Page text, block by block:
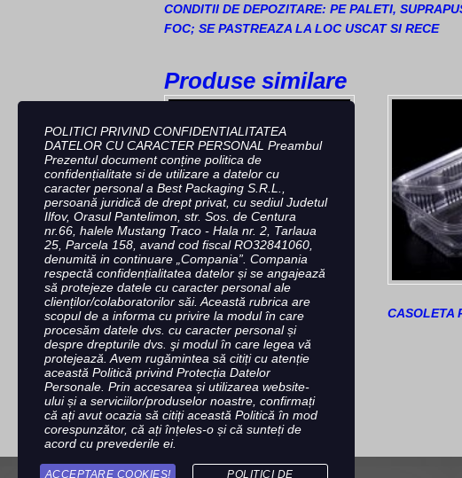
CONDITII DE DEPOZITARE: PE PALETI,
FOC; SE PASTREAZA LA LOC USCAT SI RECE
Produse similare
CASOLETA PET 500 ML
Citește mai mult
CASOLETA
POLITICI PRIVIND CONFIDENTIALITATEA
DATELOR CU CARACTER PERSONAL Preambul
Prezentul document conține politica de
confidențialitate si de utilizare a datelor cu
caracter personal a Best Packaging S.R.L.,
persoană juridică de drept privat, cu sediul Judetul
Ilfov, Orasul Pantelimon, str. Sos. de Centura
nr.66, halele Mustang Traco - Hala nr. 2, Tarlaua
25, Parcela 158, avand cod fiscal RO32841060,
denumită in continuare „Compania”. Compania
respectă confidențialitatea datelor și se angajează
să protejeze datele cu caracter personal ale
clienților/colaboratorilor săi. Această rubrica are
scopul de a informa cu privire la modul în care
procesăm datele dvs. cu caracter personal și
despre drepturile dvs. şi modul în care legea vă
protejează. Avem rugămintea să citiți cu atenție
această Politică privind Protecția Datelor
Personale. Prin accesarea și utilizarea website-
ului și a serviciilor/produselor noastre, confirmați
că ați avut ocazia să citiți această Politică în mod
corespunzător, că ați înțeles-o și că sunteți de
acord cu prevederile ei.
ACCEPTARE COOKIES! POLITICI DE